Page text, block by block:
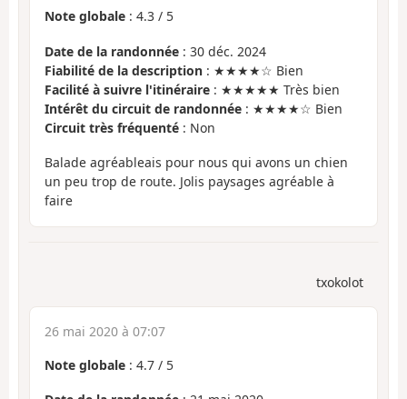
Note globale : 4.3 / 5
Date de la randonnée : 30 déc. 2024
Fiabilité de la description : ★★★★☆ Bien
Facilité à suivre l'itinéraire : ★★★★★ Très bien
Intérêt du circuit de randonnée : ★★★★☆ Bien
Circuit très fréquenté : Non
Balade agréableais pour nous qui avons un chien
un peu trop de route. Jolis paysages agréable à
faire
txokolot
26 mai 2020 à 07:07
Note globale : 4.7 / 5